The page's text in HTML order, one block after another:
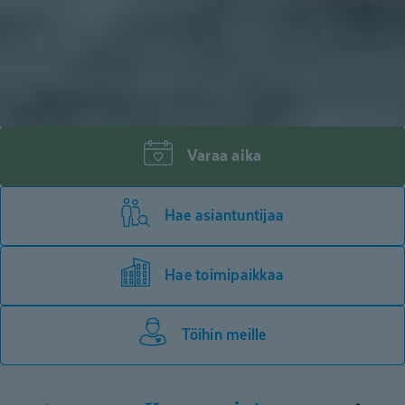
Varaa aika
Hae asiantuntijaa
Hae toimipaikkaa
Töihin meille